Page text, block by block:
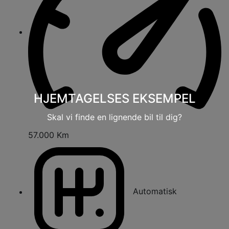
HJEMTAGELSES EKSEMPEL
Skal vi finde en lignende bil til dig?
57.000 Km
Automatisk